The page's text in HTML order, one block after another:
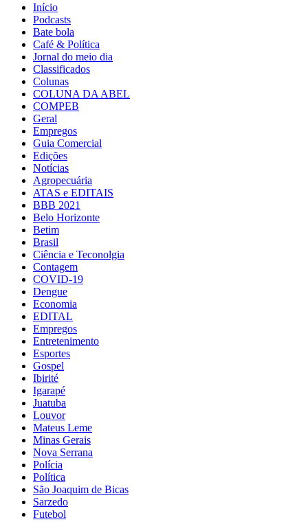
Início
Podcasts
Bate bola
Café & Política
Jornal do meio dia
Classificados
Colunas
COLUNA DA ABEL
COMPEB
Geral
Empregos
Guia Comercial
Edições
Notícias
Agropecuária
ATAS e EDITAIS
BBB 2021
Belo Horizonte
Betim
Brasil
Ciência e Teconolgia
Contagem
COVID-19
Dengue
Economia
EDITAL
Empregos
Entretenimento
Esportes
Gospel
Ibirité
Igarapé
Juatuba
Louvor
Mateus Leme
Minas Gerais
Nova Serrana
Polícia
Política
São Joaquim de Bicas
Sarzedo
Futebol